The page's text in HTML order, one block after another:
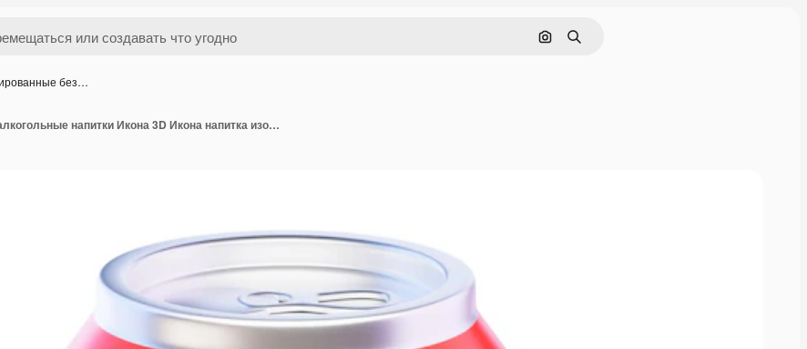
Поиск по изображению
Поиск
без…
Консервированные безалкогольные напитки Икона 3D Икона напитка изолирована на прозрачном фоне 3D иллюстрация